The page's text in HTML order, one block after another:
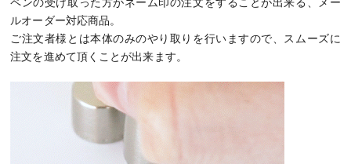
ルオーダー対応商品。
ご注文者様とは本体のみのやり取りを行いますので、スムーズに
注文を進めて頂くことが出来ます。